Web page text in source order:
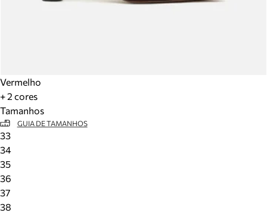
Vermelho
+ 2 cores
Tamanhos
GUIA DE TAMANHOS
33
34
35
36
37
38